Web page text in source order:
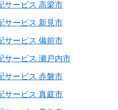
サービス 高梁市
サービス 新見市
サービス 備前市
サービス 瀬戸内市
サービス 赤磐市
サービス 真庭市